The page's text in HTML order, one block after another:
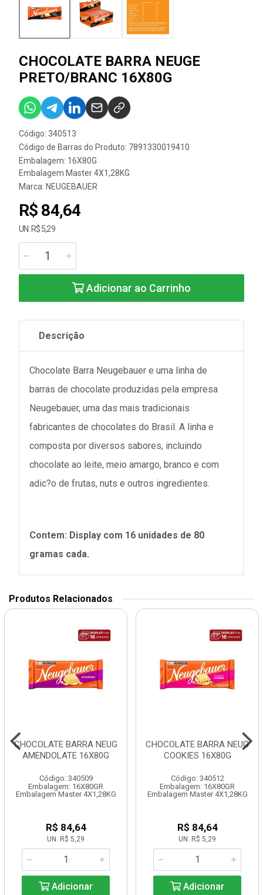
CHOCOLATE BARRA NEUGE
PRETO/BRANC 16X80G
Código: 340513
Código de Barras do Produto: 7891330019410
Embalagem: 16X80G
Embalagem Master 4X1,28KG
Marca: NEUGEBAUER
R$ 84,64
UN: R$ 5,29
Adicionar ao Carrinho
Descrição
Chocolate Barra Neugebauer e uma linha de
barras de chocolate produzidas pela empresa
Neugebauer, uma das mais tradicionais
fabricantes de chocolates do Brasil. A linha e
composta por diversos sabores, incluindo
chocolate ao leite, meio amargo, branco e com
adic?o de frutas, nuts e outros ingredientes.
Contem: Display com 16 unidades de 80
gramas cada.
Produtos Relacionados
CHOCOLATE BARRA NEUG
AMENDOLATE 16X80G
Código: 340509
Embalagem: 16X80GR
Embalagem Master 4X1,28KG
R$ 84,64
UN: R$ 5,29
Adicionar
CHOCOLATE BARRA NEUG
COOKIES 16X80G
Código: 340512
Embalagem: 16X80GR
Embalagem Master 4X1,28KG
R$ 84,64
UN: R$ 5,29
Adicionar